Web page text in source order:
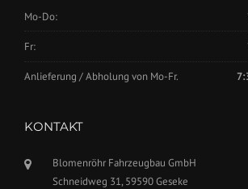
Mo-Do:
Fr:
Anlieferung / Abholung von Mo-Fr.
KONTAKT
Blomenröhr Fahrzeugbau GmbH
Schneidweg 31, 59590 Geseke